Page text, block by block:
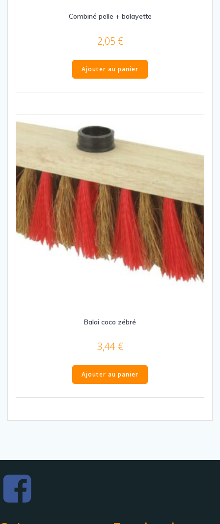
Combiné pelle + balayette
2,05 €
Ajouter au panier
Balai coco zébré
3,44€
Ajouter au panier